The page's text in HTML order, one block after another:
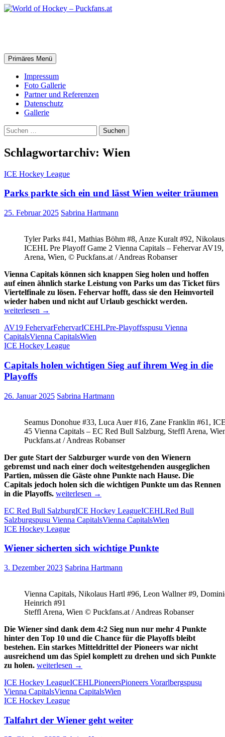
Zum
Suchen
Primäres Menü
Impressum
Foto Gallerie
Partner und Referenzen
Datenschutz
Gallerie
Suchen
nach:
Schlagwortarchiv: Wien
ICE Hockey League
Parks parkte sich ein und lässt Wien weiter träumen
25. Februar 2025 Sabrina Hartmann
Tyler Parks #41, Mathias Böhm #8, Anze Kuralt #92,
ICEHL Pre Playoff Game 2 Vienna Capitals – Fehervar
Arena, Wien, © Puckfans.at / Andreas Robanser
Vienna Capitals können sich knappen Sieg holen und hoffen
auf einen ähnlich starke Leistung von Parks um das Ticket fürs
Viertelfinale zu lösen. Fehervar hofft, dass sie den Heimvorteil
wieder haben und nicht auf Urlaub geschickt werden.
ein
weiter
weiterlesen →
AV19 FehervarFehervarICEHLPre-Playoffsspusu Vienna
CapitalsVienna CapitalsWien
ICE Hockey League
Capitals holen wichtigen Sieg auf ihrem Weg in die
Playoffs
26. Januar 2025 Sabrina Hartmann
Seamus Donohue #33, Luca Auer #16, Zane Franklin #61,
45 Vienna Capitals – EC Red Bull Salzburg, Steffl Arena,
Puckfans.at / Andreas Robanser
Der gute Start der Salzburger wurde von den Wienern
gebremst und nach einer doch weitestgehenden ausgeglichen
Partien, müssen die Gäste ohne Punkte nach Hause. Die
Capitals jedoch holen sich die wichtigen Punkte um das Rennen
in die Playoffs. Capitals
wichtigen
Sieg
auf
Weg
die
weiterlesen →
EC Red Bull SalzburgICE Hockey LeagueICEHLRed Bull
Salzburgspusu Vienna CapitalsVienna CapitalsWien
ICE Hockey League
Wiener sicherten sich wichtige Punkte
3. Dezember 2023 Sabrina Hartmann
Vienna Capitals, Nikolaus Hartl #96, Leon Wallner #9,
Heinrich #91
Steffl Arena, Wien © Puckfans.at / Andreas Robanser
Die Wiener sind dank dem 4:2 Sieg nun nur mehr 4 Punkte
hinter den Top 10 und die Chance für die Playoffs bleibt
bestehen. Ein starkes Mitteldrittel der Pioneers war nicht
ausreichend um das Spiel komplett zu drehen und sich Punkte
zu holen. Wiener
sich
wichtige
Punkte
weiterlesen →
ICE Hockey LeagueICEHLPioneersPioneers Vorarlbergspusu
Vienna CapitalsVienna CapitalsWien
ICE Hockey League
Talfahrt der Wiener geht weiter